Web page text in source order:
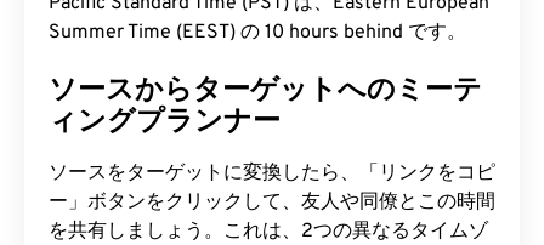
Summer Time (EEST) の 10 hours behind です。
ソースからターゲットへのミーテ
ィングプランナー
ソースをターゲットに変換したら、「リンクをコピ
ー」ボタンをクリックして、友人や同僚とこの時間
を共有しましょう。これは、2つの異なるタイムゾ